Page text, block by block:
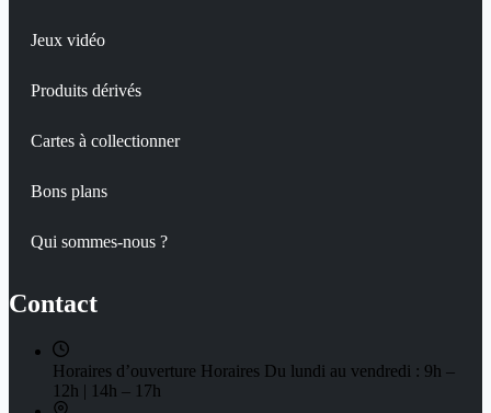
Jeux vidéo
Produits dérivés
Cartes à collectionner
Bons plans
Qui sommes-nous ?
Contact
Horaires d’ouverture Horaires Du lundi au vendredi : 9h –
12h | 14h – 17h